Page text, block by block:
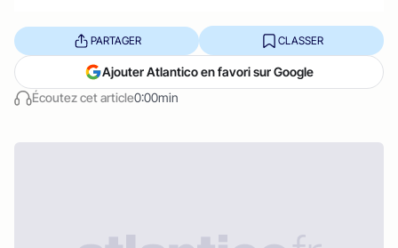
Écoutez cet article0:00min
PARTAGER CLASSER
Ajouter Atlantico en favori sur Google